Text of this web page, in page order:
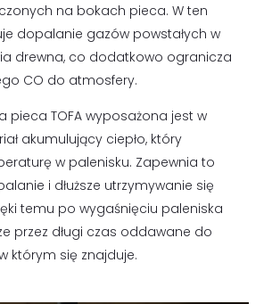
na bokach pieca. W ten
dopalanie gazów powstałych w
drewna, co dodatkowo ogranicza
CO do atmosfery.
pieca TOFA wyposażona jest w
akumulujący ciepło, który
w palenisku. Zapewnia to
i dłuższe utrzymywanie się
temu po wygaśnięciu paleniska
przez długi czas oddawane do
którym się znajduje.